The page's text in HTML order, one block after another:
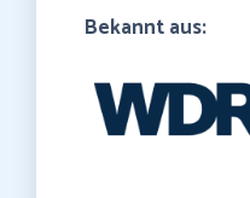
Bekannt aus: